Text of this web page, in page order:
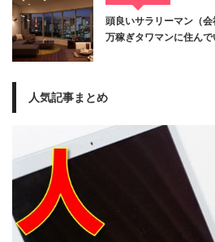
頭良いサラリーマン（
万稼ぎタワマンに住ん
人気記事まとめ